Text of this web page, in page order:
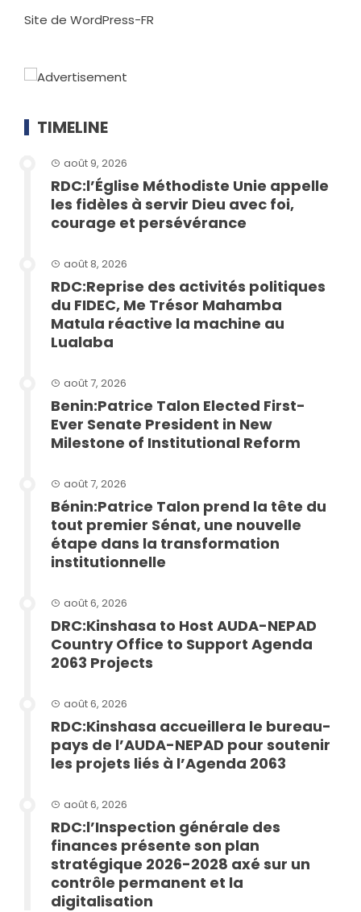
Site de WordPress-FR
TIMELINE
août 9, 2026
RDC:l’Église Méthodiste Unie appelle
les fidèles à servir Dieu avec foi,
courage et persévérance
août 8, 2026
RDC:Reprise des activités politiques
du FIDEC, Me Trésor Mahamba
Matula réactive la machine au
Lualaba
août 7, 2026
Benin:Patrice Talon Elected First-
Ever Senate President in New
Milestone of Institutional Reform
août 7, 2026
Bénin:Patrice Talon prend la tête du
tout premier Sénat, une nouvelle
étape dans la transformation
institutionnelle
août 6, 2026
DRC:Kinshasa to Host AUDA-NEPAD
Country Office to Support Agenda
2063 Projects
août 6, 2026
RDC:Kinshasa accueillera le bureau-
pays de l’AUDA-NEPAD pour soutenir
les projets liés à l’Agenda 2063
août 6, 2026
RDC:l’Inspection générale des
finances présente son plan
stratégique 2026-2028 axé sur un
contrôle permanent et la
digitalisation